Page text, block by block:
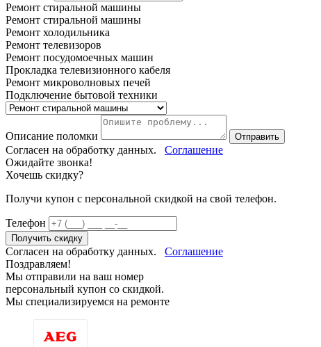
Ремонт стиральной машины
Ремонт стиральной машины
Ремонт холодильника
Ремонт телевизоров
Ремонт посудомоечных машин
Прокладка телевизионного кабеля
Ремонт микроволновых печей
Подключение бытовой техники
Описание поломки Отправить
Согласен на обработку данных. Соглашение
Ожидайте звонка!
Хочешь скидку?
Получи купон c персональной скидкой на свой телефон.
Телефон
Получить скидку
Согласен на обработку данных. Соглашение
Поздравляем!
Мы отправили на ваш номер
персональный купон со скидкой.
Мы специализируемся на ремонте